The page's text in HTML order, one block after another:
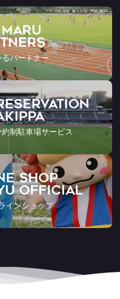
パートナー
制駐車場サービス
SHOP
OFFICIAL
インショップ